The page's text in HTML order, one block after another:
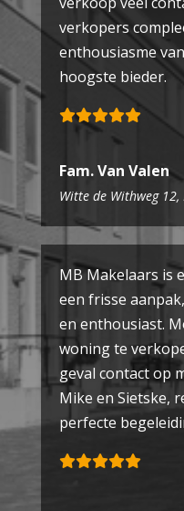
verkopers
enthousiasme
hoogste bieder.
Fam. Van Valen
Witte de Withweg 12,
MB Makelaars is
een frisse
en enthousiast.
woning te
geval contact op
Mike en Sietske,
perfecte